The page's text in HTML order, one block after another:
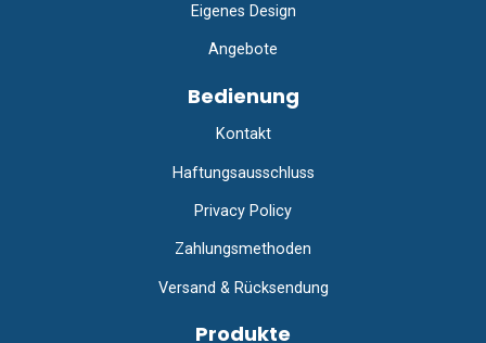
Eigenes Design
Angebote
Bedienung
Kontakt
Haftungsausschluss
Privacy Policy
Zahlungsmethoden
Versand & Rücksendung
Produkte